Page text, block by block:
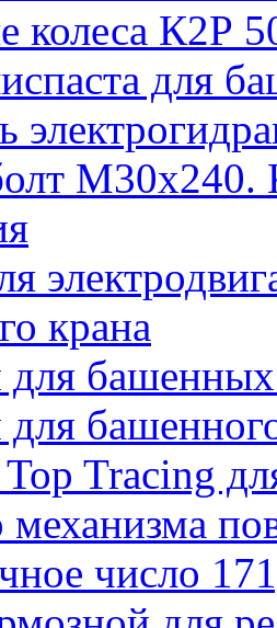
колеса К2Р
для
М30х240.
крана
для
для
Tracing
механизма
число